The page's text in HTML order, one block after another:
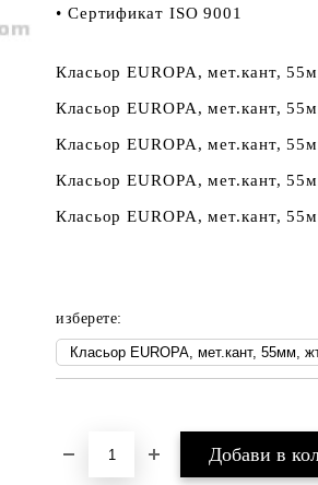
• Сертификат ISO 9001
Класьор EUROPA, мет.кант,
Класьор EUROPA, мет.кант,
Класьор EUROPA, мет.кант,
Класьор EUROPA, мет.кант,
Класьор EUROPA, мет.кант,
изберете: